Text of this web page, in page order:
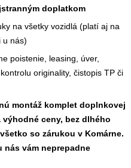
doplatkom
na všetky vozidlá (platí aj na
u nás)
poistenie, leasing, úver,
originality, čistopis TP či
montáž komplet doplnkovej
výhodné ceny, bez dlhého
so zárukou v Komárne.
nás vám neprepadne